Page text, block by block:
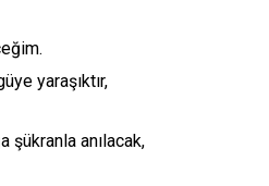
yaraşıktır,
şükranla anılacak,